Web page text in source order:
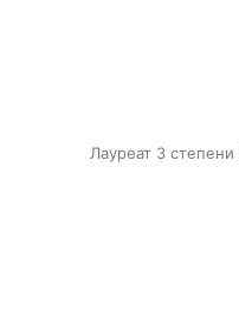
Лауреат 3 степени